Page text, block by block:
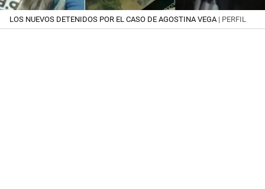
LOS NUEVOS DETENIDOS POR EL CASO DE AGOSTINA VEGA | PERFIL